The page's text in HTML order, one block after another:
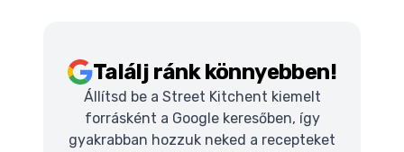
Találj ránk könnyebben!
Állítsd be a Street Kitchent kiemelt
forrásként a Google keresőben, így
gyakrabban hozzuk neked a recepteket